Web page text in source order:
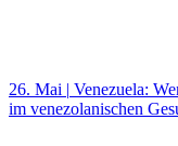
26. Mai | Venezuela:
im venezolanischen